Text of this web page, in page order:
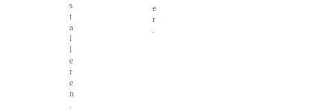
s
t
a
l
l
e
r
e
n
.
e
r
.